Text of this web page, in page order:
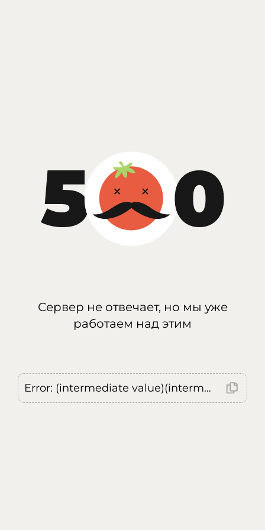
Сервер не отвечает, но мы уже
работаем над этим
Error: (intermediate value)(intermediate value)(intermediate value).replaceAll is not a function